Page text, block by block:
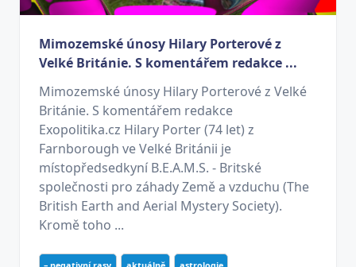
Mimozemské únosy Hilary Porterové z
Velké Británie. S komentářem redakce ...
Mimozemské únosy Hilary Porterové z Velké
Británie. S komentářem redakce
Exopolitika.cz Hilary Porter (74 let) z
Farnborough ve Velké Británii je
místopředsedkyní B.E.A.M.S. - Britské
společnosti pro záhady Země a vzduchu (The
British Earth and Aerial Mystery Society).
Kromě toho ...